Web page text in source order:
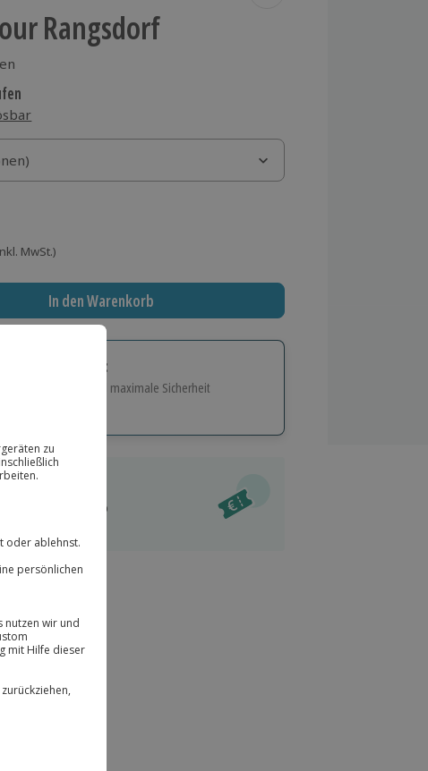
Rangsdorf
MwSt.)
In den Warenkorb
richtige Geschenk:
volle Flexibilität und maximale Sicherheit
Erlebnisse.
Sicherheit
verfügbar
im Warenkorb